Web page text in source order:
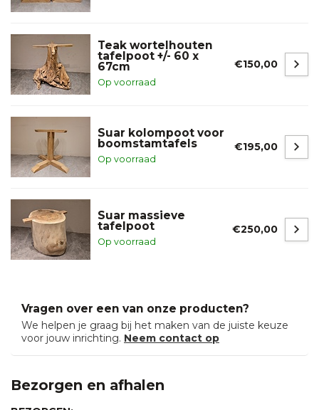
Teak wortelhouten
tafelpoot +/- 60 x
67cm
Op voorraad
€150,00
Suar kolompoot voor
boomstamtafels
Op voorraad
€195,00
Suar massieve
tafelpoot
Op voorraad
€250,00
Vragen over een van onze producten?
We helpen je graag bij het maken van de juiste keuze
voor jouw inrichting. Neem contact op
Bezorgen en afhalen